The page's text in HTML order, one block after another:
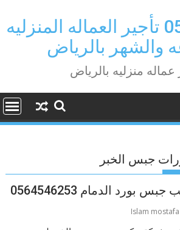
0596042802 تأجير العماله المنزليه
والشهر بالرياض
عماله منزليه بالرياض
جبس الخبر
الدمام 0564546253
Islam mostafa